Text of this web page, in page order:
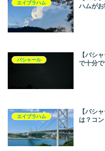
エイブラハム
ハムが
バシャール
【バシ
で十分で
エイブラハム
【バシ
は？コ